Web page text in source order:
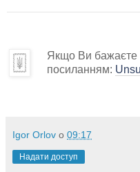
Якщо Ви бажаєте
посиланням:
Igor Orlov о 09:17
Надати доступ